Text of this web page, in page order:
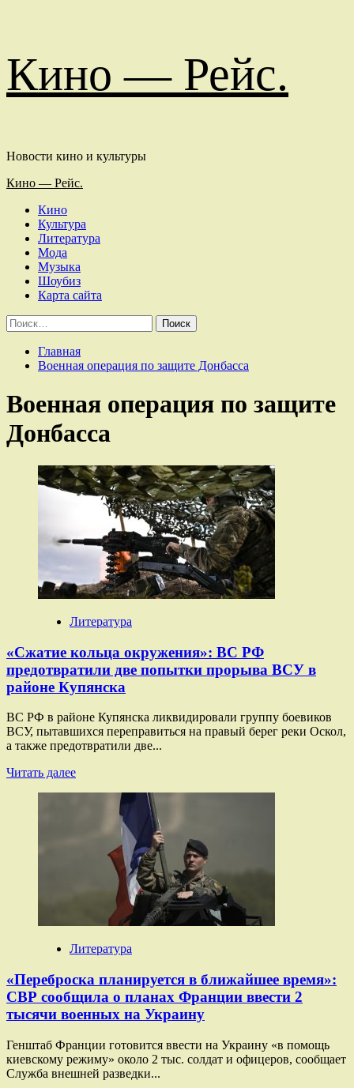
содержимому
Кино — Рейс.
Новости кино и культуры
Основное
Кино — Рейс.
Кино
Культура
Литература
Мода
Музыка
Шоубиз
Карта сайта
Найти:
Главная
Военная операция по защите Донбасса
Военная операция по защите
Донбасса
Литература
«Сжатие кольца окружения»: ВС РФ
предотвратили две попытки прорыва ВСУ в
районе Купянска
ВС РФ в районе Купянска ликвидировали группу боевиков
ВСУ, пытавшихся переправиться на правый берег реки Оскол,
а также предотвратили две...
Читать далееПрочитать
«Сжатие
окружения»:
предотвратили
попытки
прорыва
ВСУ
в
Купянска
Литература
«Переброска планируется в ближайшее время»:
СВР сообщила о планах Франции ввести 2
тысячи военных на Украину
Генштаб Франции готовится ввести на Украину «в помощь
киевскому режиму» около 2 тыс. солдат и офицеров, сообщает
Служба внешней разведки...